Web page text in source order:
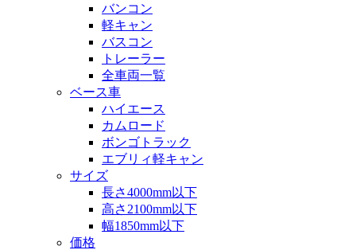
バンコン
軽キャン
バスコン
トレーラー
全車両一覧
ベース車
ハイエース
カムロード
ボンゴトラック
エブリィ軽キャン
サイズ
長さ4000mm以下
高さ2100mm以下
幅1850mm以下
価格